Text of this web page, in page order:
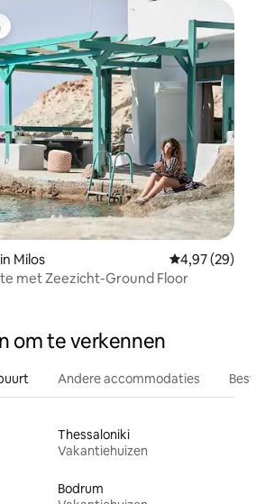
Milos Gemiddelde
4,97 (29)
met Zeezicht-Ground Floor
om te verkennen
Andere accommodaties
Thessaloniki
Vakantiehuizen
Bodrum